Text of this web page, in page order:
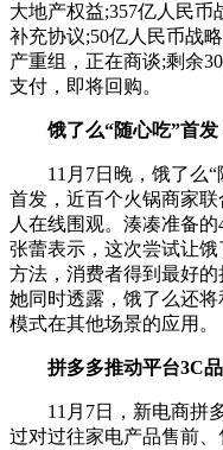
大地产权益;357亿人民
补充协议;50亿人民币战
产重组，正在商谈;剩余
支付，即将回购。
饿了么“随心吃”首
11月7日晚，饿了么“
首发，近百个火锅商家联
人在线围观。湊凑准备
张蕾表示，这次尝试让
方法，消费者得到最好的
她同时透露，饿了么还
模式在其他场景的应用。
拼多多推动平台3C
11月7日，新电商拼多
过对过往家电产品售前